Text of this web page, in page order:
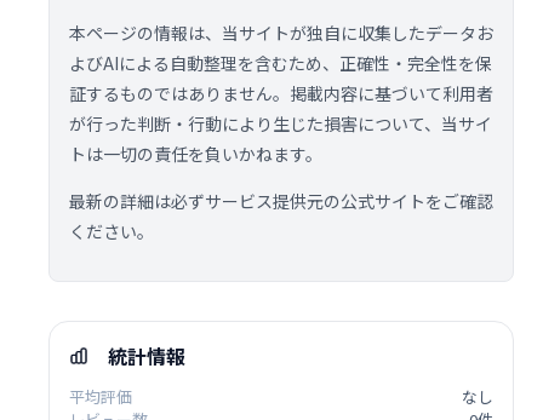
本ページの情報は、当サイトが独自に収集したデータお
よびAIによる自動整理を含むため、正確性・完全性を保
証するものではありません。掲載内容に基づいて利用者
が行った判断・行動により生じた損害について、当サイ
トは一切の責任を負いかねます。
最新の詳細は必ずサービス提供元の公式サイトをご確認
ください。
統計情報
平均評価
なし